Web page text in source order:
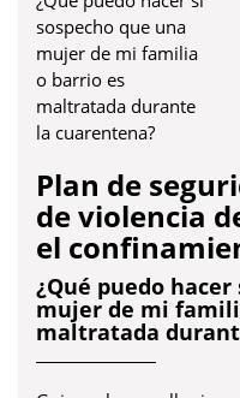
Plan de
de violencia
el
¿Qué puedo
mujer de mi
maltratada